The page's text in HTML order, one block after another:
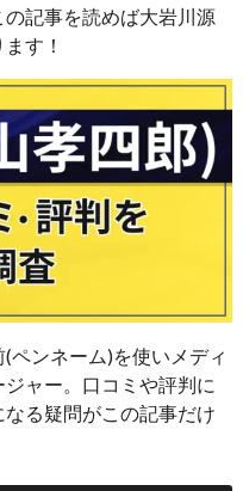
記事を読めば大岩川源
す！
ペンネーム)を使いメディ
ャー。口コミや評判に
る疑問がこの記事だけ